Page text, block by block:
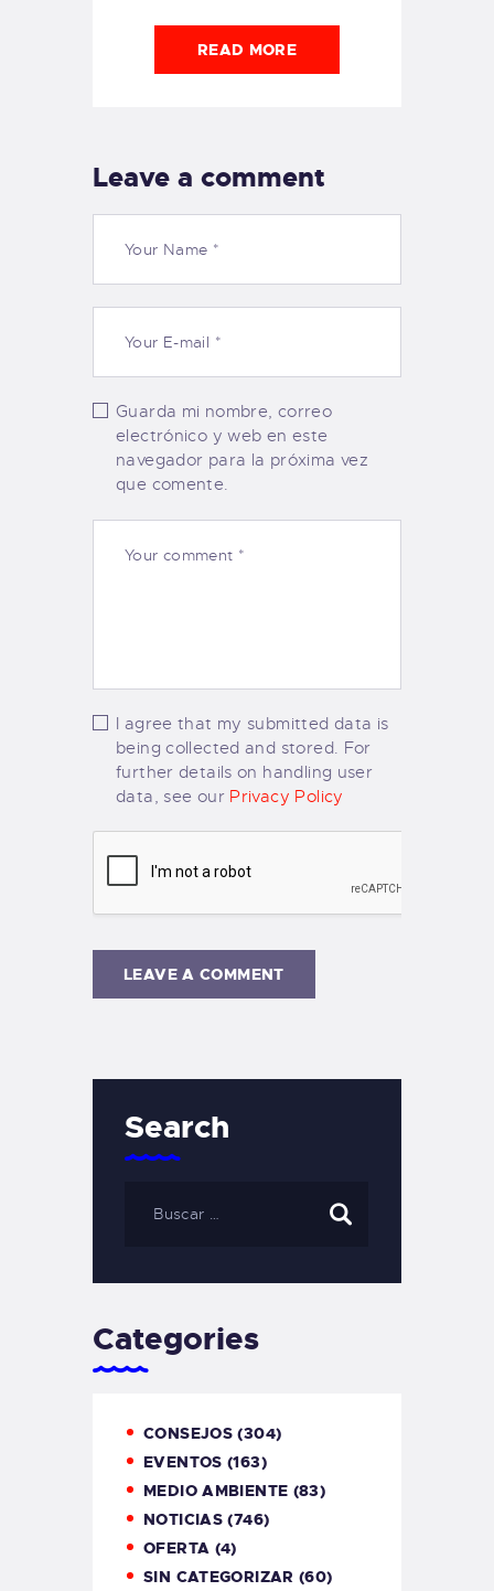
READ MORE
Leave a comment
Guarda mi nombre, correo
electrónico y web en este
navegador para la próxima vez
que comente.
I agree that my submitted data is
being collected and stored. For
further details on handling user
data, see our Privacy Policy
Search
Categories
CONSEJOS (304)
EVENTOS (163)
MEDIO AMBIENTE (83)
NOTICIAS (746)
OFERTA (4)
SIN CATEGORIZAR (60)